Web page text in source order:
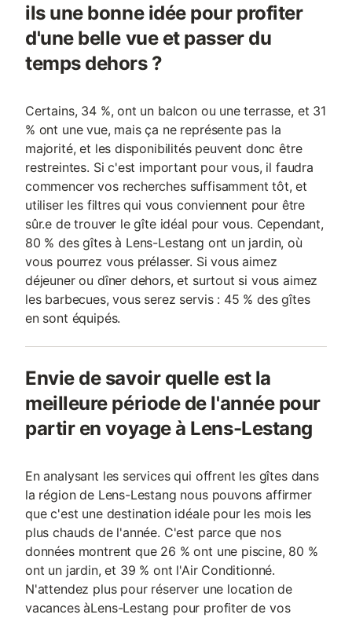
ils une bonne idée pour profiter
d'une belle vue et passer du
temps dehors ?
Certains, 34 %, ont un balcon ou une terrasse, et 31
% ont une vue, mais ça ne représente pas la
majorité, et les disponibilités peuvent donc être
restreintes. Si c'est important pour vous, il faudra
commencer vos recherches suffisamment tôt, et
utiliser les filtres qui vous conviennent pour être
sûr.e de trouver le gîte idéal pour vous. Cependant,
80 % des gîtes à Lens-Lestang ont un jardin, où
vous pourrez vous prélasser. Si vous aimez
déjeuner ou dîner dehors, et surtout si vous aimez
les barbecues, vous serez servis : 45 % des gîtes
en sont équipés.
Envie de savoir quelle est la
meilleure période de l'année pour
partir en voyage à Lens-Lestang
En analysant les services qui offrent les gîtes dans
la région de Lens-Lestang nous pouvons affirmer
que c'est une destination idéale pour les mois les
plus chauds de l'année. C'est parce que nos
données montrent que 26 % ont une piscine, 80 %
ont un jardin, et 39 % ont l'Air Conditionné.
N'attendez plus pour réserver une location de
vacances àLens-Lestang pour profiter de vos